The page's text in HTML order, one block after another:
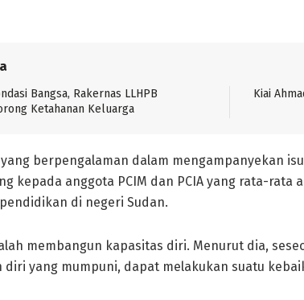
Bangsa, Rakernas LLHPB
Ketahanan Keluarga
Kiai
berpengalaman dalam mengampanyekan
kepada anggota PCIM dan PCIA yang rata-rata
di negeri Sudan.
membangun kapasitas diri. Menurut dia,
diri yang mumpuni, dapat melakukan suatu